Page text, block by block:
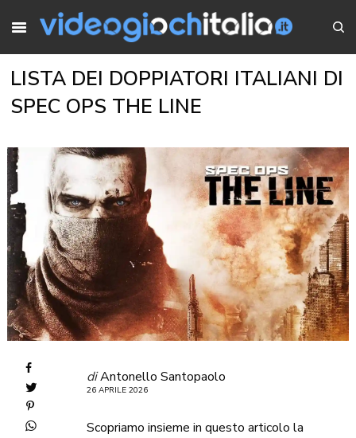
LISTA DEI DOPPIATORI ITALIANI DI
SPEC OPS THE LINE
diAntonello Santopaolo
26 APRILE 2026
Scopriamo insieme in questo articolo la